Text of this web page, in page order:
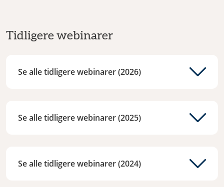
Tidligere webinarer
Se alle tidligere webinarer (2026)
Se alle tidligere webinarer (2025)
Se alle tidligere webinarer (2024)